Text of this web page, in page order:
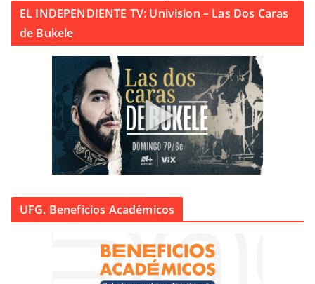
EL INDEPENDIENTE TV: Univision – Las Dos Caras
de Bukele
UFG. Beneficios Académicos